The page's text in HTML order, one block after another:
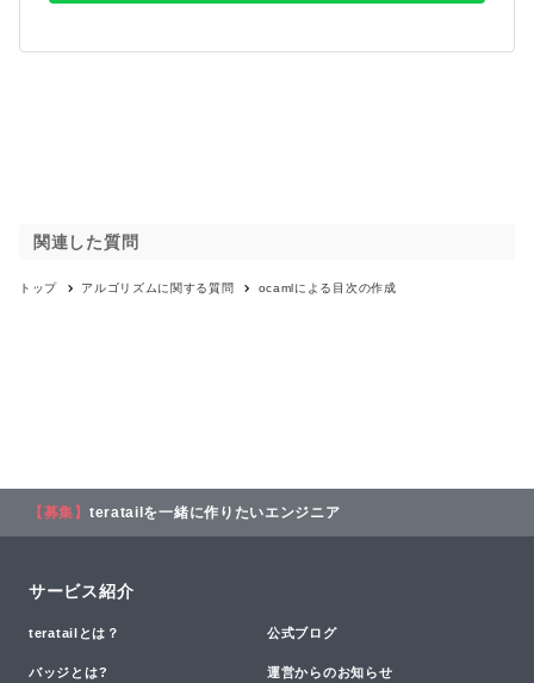
関連した質問
トップ アルゴリズムに関する質問 ocamlによる目次の作成
【募集】 teratailを一緒に作りたいエンジニア
サービス紹介
teratailとは？ 公式ブログ
バッジとは? 運営からのお知らせ